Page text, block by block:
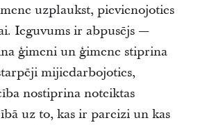
uzplaukst, pievienojoties
Ieguvums ir abpusējs —
ģimeni un ģimene stiprina
mijiedarbojoties,
nostiprina noteiktas
uz to, kas ir pareizi un kas